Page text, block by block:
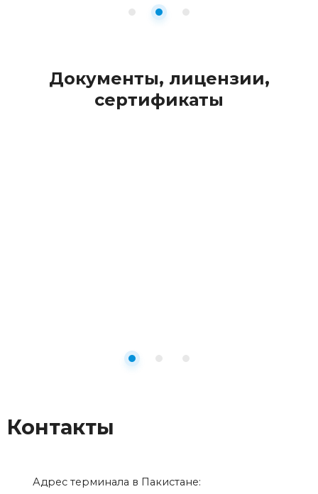
Документы, лицензии,
сертификаты
Контакты
Адрес терминала в Пакистане: